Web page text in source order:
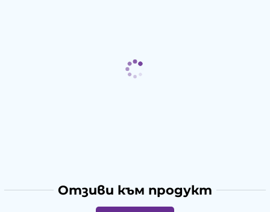
Отзиви към продукт